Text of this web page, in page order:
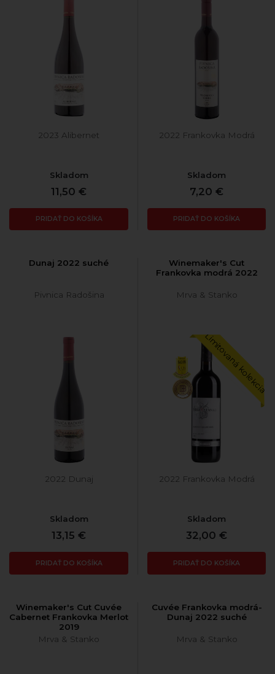
2023 Alibernet
Skladom
11,50 €
PRIDAŤ DO KOŠÍKA
2022 Frankovka Modrá
Skladom
7,20 €
PRIDAŤ DO KOŠÍKA
Dunaj 2022 suché
Pivnica Radošina
2022 Dunaj
Skladom
13,15 €
PRIDAŤ DO KOŠÍKA
Winemaker's Cut
Frankovka modrá 2022
Mrva & Stanko
Limitovaná kolekcia
2022 Frankovka Modrá
Skladom
32,00 €
PRIDAŤ DO KOŠÍKA
Winemaker's Cut Cuvée
Cabernet Frankovka Merlot
2019
Mrva & Stanko
Cuvée Frankovka modrá-
Dunaj 2022 suché
Mrva & Stanko